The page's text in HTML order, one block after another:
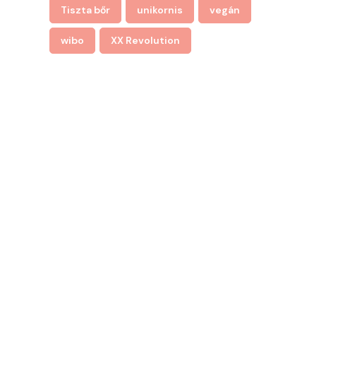
Tiszta bőr unikornis vegán
wibo XX Revolution